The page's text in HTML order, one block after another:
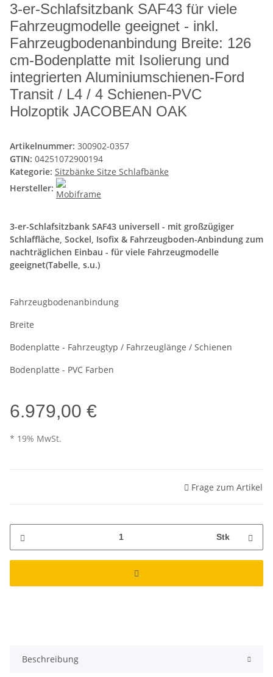
3-er-Schlafsitzbank SAF43 für viele
Fahrzeugmodelle geeignet - inkl.
Fahrzeugbodenanbindung Breite: 126
cm-Bodenplatte mit Isolierung und
integrierten Aluminiumschienen-Ford
Transit / L4 / 4 Schienen-PVC
Holzoptik JACOBEAN OAK
Artikelnummer: 300902-0357
GTIN: 04251072900194
Kategorie: Sitzbänke Sitze Schlafbänke
Hersteller:
3-er-Schlafsitzbank SAF43 universell - mit großzügiger
Schlaffläche, Sockel, Isofix & Fahrzeugboden-Anbindung zum
nachträglichen Einbau - für viele Fahrzeugmodelle
geeignet(Tabelle, s.u.)
Fahrzeugbodenanbindung
Breite
Bodenplatte - Fahrzeugtyp / Fahrzeuglänge / Schienen
Bodenplatte - PVC Farben
6.979,00 €
* 19% MwSt.
Frage zum Artikel
Stk
Beschreibung